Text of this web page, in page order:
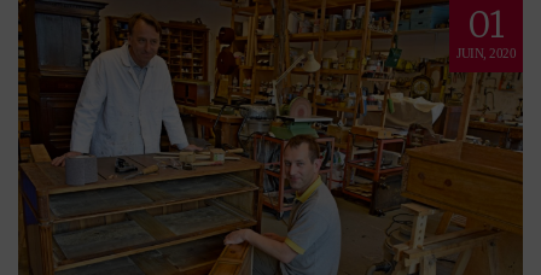
01
JUIN, 2020